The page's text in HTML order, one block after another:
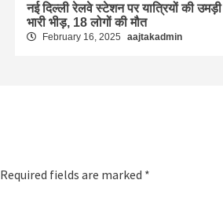
नई दिल्ली रेलवे स्टेशन पर यात्रियों की उमड़ी
भारी भीड़, 18 लोगों की मौत
February 16, 2025 aajtakadmin
Required fields are marked *